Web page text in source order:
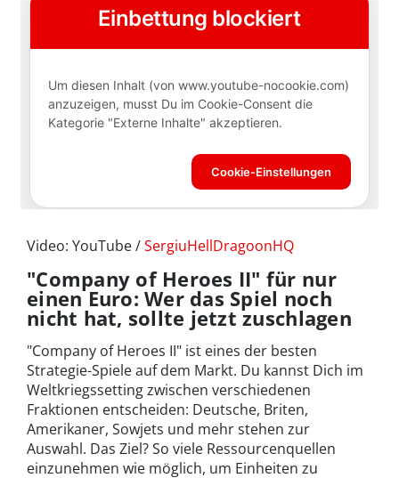
Video: YouTube /SergiuHellDragoonHQ
"Company of Heroes II" für nur
einen Euro: Wer das Spiel noch
nicht hat, sollte jetzt zuschlagen
"Company of Heroes II" ist eines der besten
Strategie-Spiele auf dem Markt. Du kannst Dich im
Weltkriegssetting zwischen verschiedenen
Fraktionen entscheiden: Deutsche, Briten,
Amerikaner, Sowjets und mehr stehen zur
Auswahl. Das Ziel? So viele Ressourcenquellen
einzunehmen wie möglich, um Einheiten zu